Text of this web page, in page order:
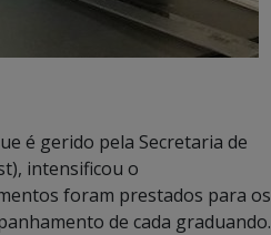
é gerido pela Secretaria de
intensificou o
foram prestados para os
de cada graduando.